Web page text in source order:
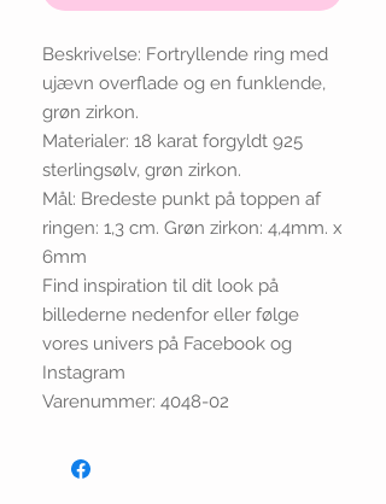
Beskrivelse: Fortryllende ring med
ujævn overflade og en funklende,
grøn zirkon.
Materialer: 18 karat forgyldt 925
sterlingsølv, grøn zirkon.
Mål: Bredeste punkt på toppen af
ringen: 1,3 cm. Grøn zirkon: 4,4mm. x
6mm
Find inspiration til dit look på
billederne nedenfor eller følge
vores univers på Facebook og
Instagram
Varenummer: 4048-02